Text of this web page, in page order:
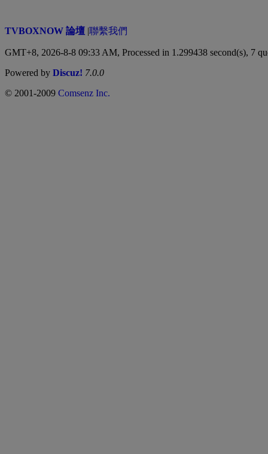
TVBOXNOW 論壇 |聯繫我們
GMT+8, 2026-8-8 09:33 AM, Processed in 1.299438 second(s), 7
Powered by Discuz! 7.0.0
© 2001-2009 Comsenz Inc.